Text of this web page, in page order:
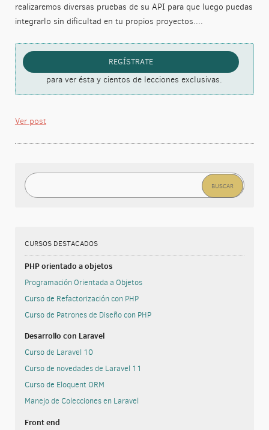
realizaremos diversas pruebas de su API para que luego puedas
integrarlo sin dificultad en tu propios proyectos....
REGÍSTRATE
para ver ésta y cientos de lecciones exclusivas.
Ver post
Buscar:
CURSOS DESTACADOS
PHP orientado a objetos
Programación Orientada a Objetos
Curso de Refactorización con PHP
Curso de Patrones de Diseño con PHP
Desarrollo con Laravel
Curso de Laravel 10
Curso de novedades de Laravel 11
Curso de Eloquent ORM
Manejo de Colecciones en Laravel
Front end